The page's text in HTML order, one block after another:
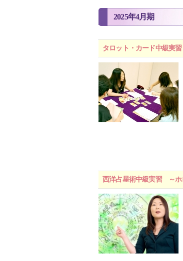
2025年4月期
タロット・カード中級実
西洋占星術中級実習 ～ホ